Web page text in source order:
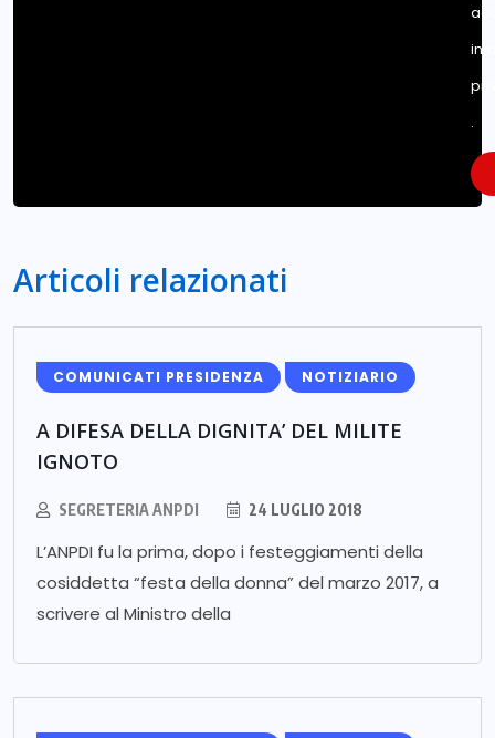
.
Articoli relazionati
COMUNICATI PRESIDENZA NOTIZIARIO
A DIFESA DELLA DIGNITA’ DEL MILITE
IGNOTO
SEGRETERIA ANPDI 24 LUGLIO 2018
L’ANPDI fu la prima, dopo i festeggiamenti della
cosiddetta “festa della donna” del marzo 2017, a
scrivere al Ministro della